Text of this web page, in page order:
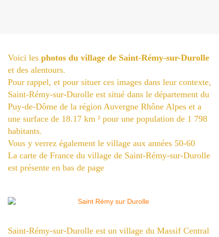
Voici les photos du village de Saint-Rémy-sur-Durolle
et des alentours.
Pour rappel, et pour situer ces images dans leur contexte,
Saint-Rémy-sur-Durolle est situé dans le département du
Puy-de-Dôme de la région Auvergne Rhône Alpes et a
une surface de 18.17 km ² pour une population de 1 798
habitants.
Vous y verrez également le village aux années 50-60
La carte de France du village de Saint-Rémy-sur-Durolle
est présente en bas de page
Saint-Rémy-sur-Durolle est un village du Massif Central